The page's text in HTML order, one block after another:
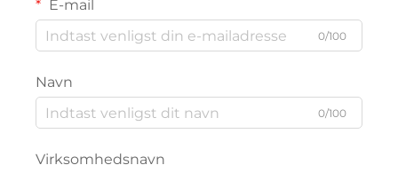
E-mail
0/100
Navn
0/100
Virksomhedsnavn